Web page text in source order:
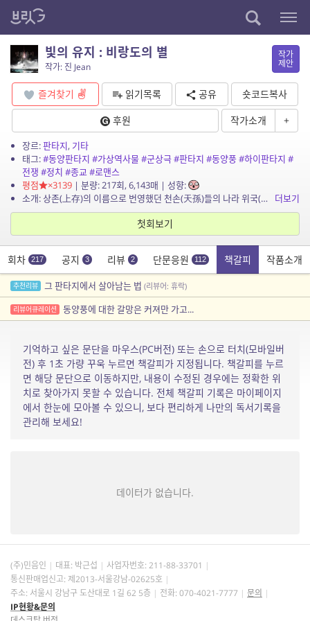
빛의 유지 : 비랑도의 별
작가: 진 Jean
작가
제안
즐겨찾기 읽기목록 공유
숏코드복사
후원
작가소개 +
장르:판타지, 기타
태그:#동양판타지 #가상역사물#군상극#판타지 #동양풍#하이판타지 #
전쟁 #정치 #종교#로맨스
평점
×3139| 분량: 217회, 6,143매 | 성향:
소개: 상존(上存)의 이름으로 번영했던 천손(天孫)들의 나라 위국(衛國)이 무너진 지 반백 년. 새 왕조인 단국(旦國)의 칼이 닿지 않는 남쪽 끝의 섬 비랑도(翡朗島)에 위국의 마지막 두...
더보기
첫회보기
회차 217 공지 3 리뷰 2 단문응원 112 책갈피 작품소개
추천리뷰 그 판타지에서 살아남는 법 (리뷰어: 휴락)
리뷰어큐레이션 동양풍에 대한 갈망은 커져만 가고...
기억하고 싶은 문단을 마우스(PC버전) 또는 손으로 터치(모바일버
전) 후 1초 가량 꾸욱 누르면 책갈피가 지정됩니다. 책갈피를 누르
면 해당 문단으로 이동하지만, 내용이 수정된 경우에는 정확한 위
치로 찾아가지 못할 수 있습니다. 전체 책갈피 기록은 마이페이지
에서 한눈에 모아볼 수 있으니, 보다 편리하게 나만의 독서기록을
관리해 보세요!
데이터가 없습니다.
(주)민음인 대표: 박근섭 사업자번호: 211-88-33701
통신판매업신고: 제2013-서울강남-02625호
주소: 서울시 강남구 도산대로 1길 62 5층
전화: 070-4021-7777
문의
IP현황&문의